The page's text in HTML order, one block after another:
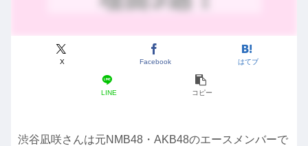
X Facebook はてブ
LINE コピー
渋谷凪咲さんは元NMB48・AKB48のエースメンバーで